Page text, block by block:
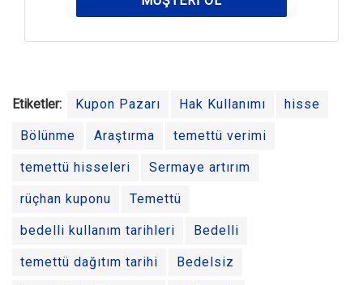
Etiketler: Kupon Pazarı Hak Kullanımı hisse
Bölünme Araştırma temettü verimi
temettü hisseleri Sermaye artırım
rüçhan kuponu Temettü
bedelli kullanım tarihleri Bedelli
temettü dağıtım tarihi Bedelsiz